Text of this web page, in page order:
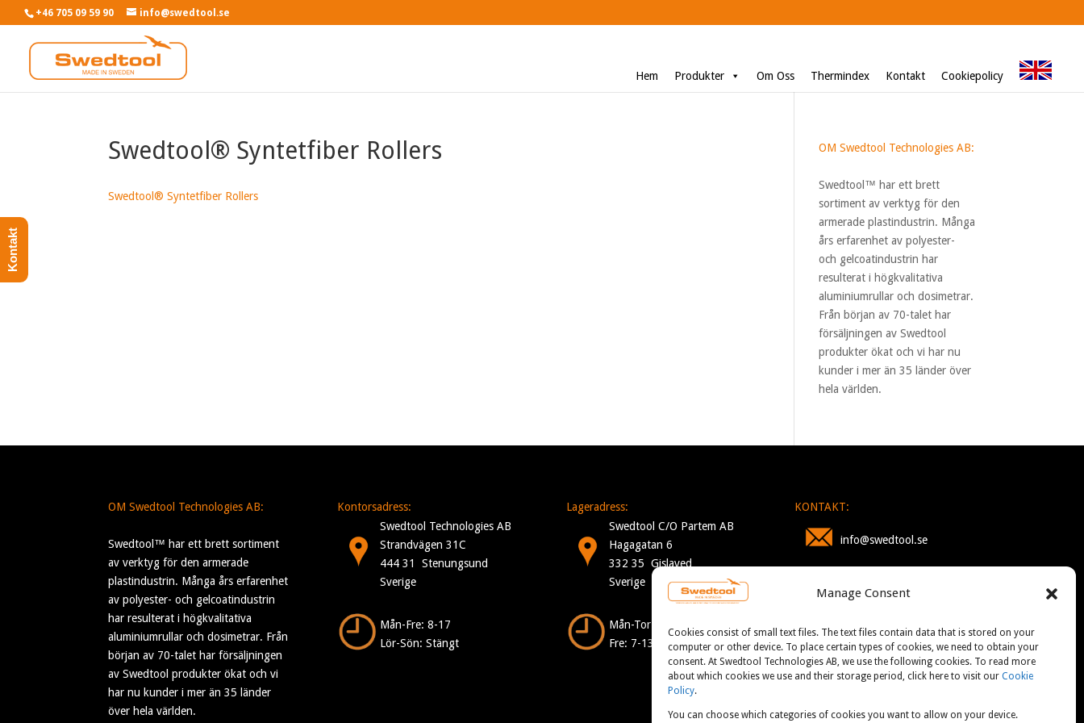
Manage Consent
Cookies consist of small text files. The text files contain data that is stored on your
computer or other device. To place certain types of cookies, we need to obtain your
consent. At Swedtool Technologies AB, we use the following cookies. To read more
about which cookies we use and their storage period, click here to visit our Cookie
Policy.
You can choose which categories of cookies you want to allow on your device.
+46 705 09 59 90 info@swedtool.se
Hem Produkter Om Oss Thermindex Kontakt Cookiepolicy
Swedtool® Syntetfiber Rollers
Swedtool® Syntetfiber Rollers
OM Swedtool Technologies AB:
Swedtool™ har ett brett
sortiment av verktyg för den
armerade plastindustrin. Många
års erfarenhet av polyester-
och gelcoatindustrin har
resulterat i högkvalitativa
aluminiumrullar och dosimetrar.
Från början av 70-talet har
försäljningen av Swedtool
produkter ökat och vi har nu
kunder i mer än 35 länder över
hela världen.
OM Swedtool Technologies AB:
Swedtool™ har ett brett sortiment
av verktyg för den armerade
plastindustrin. Många års erfarenhet
av polyester- och gelcoatindustrin
har resulterat i högkvalitativa
aluminiumrullar och dosimetrar. Från
början av 70-talet har försäljningen
av Swedtool produkter ökat och vi
har nu kunder i mer än 35 länder
över hela världen.
Kontorsadress:
Swedtool Technologies AB
Strandvägen 31C
444 31 Stenungsund
Sverige
Mån-Fre: 8-17
Lör-Sön: Stängt
Lageradress:
Swedtool C/O Partem AB
Hagagatan 6
332 35 Gislaved
Sverige
Mån-Tor: 7-16
Fre: 7-13
KONTAKT:
info@swedtool.se
+46 705 09 59 90
Kontakt